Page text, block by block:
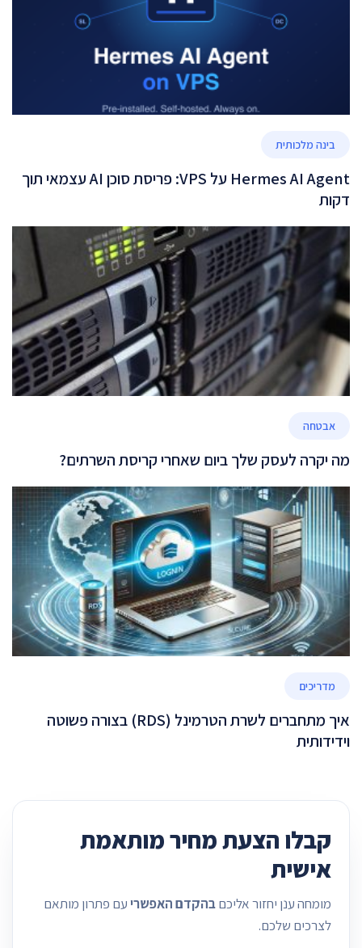
בינה מלכותית
Hermes AI Agent על VPS: פריסת סוכן AI עצמאי תוך
דקות
אבטחה
מה יקרה לעסק שלך ביום שאחרי קריסת השרתים?
מדריכים
איך מתחברים לשרת הטרמינל (RDS) בצורה פשוטה
וידידותית
קבלו הצעת מחיר מותאמת
אישית
מומחה ענן יחזור אליכםבהקדם האפשרי עם פתרון מותאם
לצרכים שלכם.